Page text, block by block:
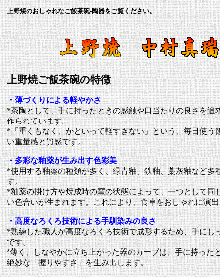
上野焼のおしゃれなご飯茶碗-陶器をご覧ください。
上野焼ご飯茶碗の特徴
・薄づくりによる軽やかさ
*茶陶として、手に持ったときの感触や口当たりの良さを追
作られています。
*「重くもなく、かといって軽すぎない」という、毎日使う
い重量感と質感です。
・多彩な釉薬が生み出す色彩美
*使用する釉薬の種類が多く、緑青釉、鉄釉、藁灰釉など多
す。
*釉薬の掛け方や焼成時の窯の状態によって、一つとして同
い色合いが生まれます。これにより、食卓をおしゃれに演
・高度なろくろ技術による手馴染みの良さ
*熟練した職人が高度なろくろ技術で成形するため、手にし
です。
*薄く、しなやかに立ち上がった器のカーブは、手に持った
絶妙な「握りやすさ」を生み出します。